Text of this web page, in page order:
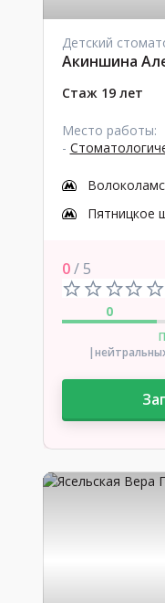
Детский
Акиншина
Стаж 19 лет
Место работы:
-
Пятницкое
0/ 5
0